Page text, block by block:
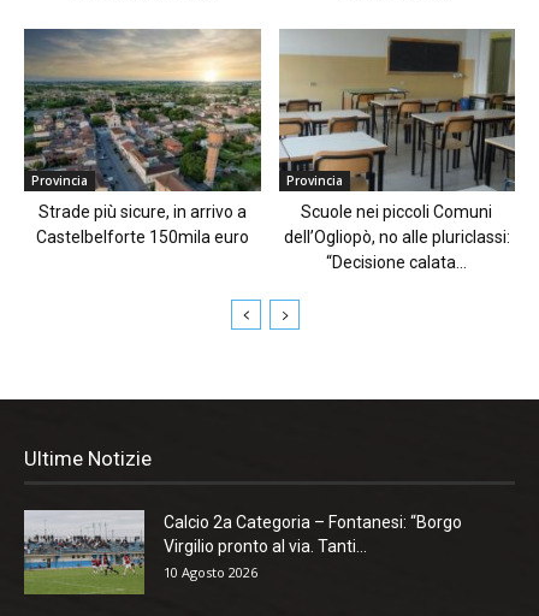
Provincia
Strade più sicure, in arrivo a
Castelbelforte 150mila euro
Provincia
Scuole nei piccoli Comuni
dell’Ogliopò, no alle pluriclassi:
“Decisione calata...
Ultime Notizie
Calcio 2a Categoria – Fontanesi: “Borgo
Virgilio pronto al via. Tanti...
10 Agosto 2026